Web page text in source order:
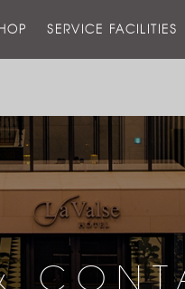
SERVICE FACILITIES